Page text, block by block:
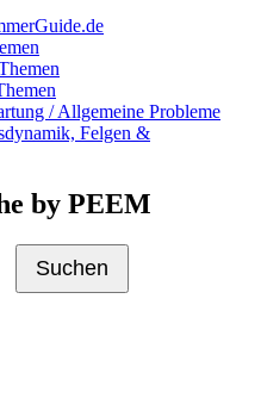
/ Allgemeine Probleme
Felgen &
by PEEM
Suchen